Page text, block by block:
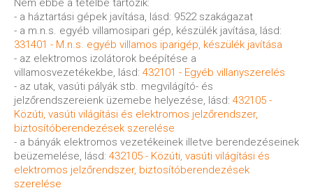
Nem ebbe a tételbe tartozik:
- a háztartási gépek javítása, lásd: 9522 szakágazat
- a m.n.s. egyéb villamosipari gép, készülék javítása, lásd:
331401 - M.n.s. egyéb villamos iparigép, készülék javítása
- az elektromos izolátorok beépítése a
villamosvezetékekbe, lásd: 432101 - Egyéb villanyszerelés
- az utak, vasúti pályák stb. megvilágító- és
jelzőrendszereienk üzemebe helyezése, lásd: 432105 -
Közúti, vasúti világítási és elektromos jelzőrendszer,
biztosítóberendezések szerelése
- a bányák elektromos vezetékeinek illetve berendezéseinek
beüzemelése, lásd: 432105 - Közúti, vasúti világítási és
elektromos jelzőrendszer, biztosítóberendezések
szerelése